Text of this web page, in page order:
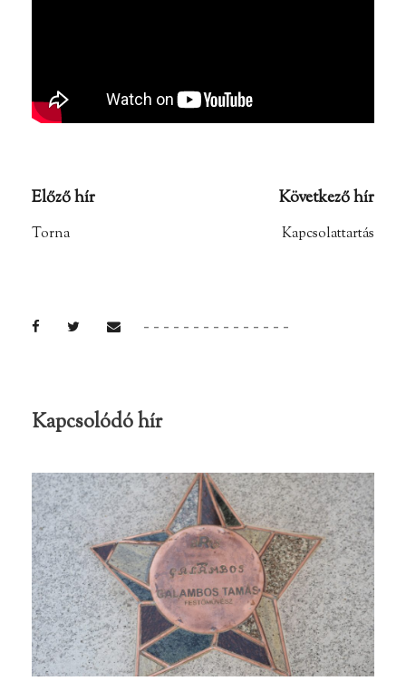
Előző hír
Torna
Következő hír
Kapcsolattartás
Kapcsolódó hír